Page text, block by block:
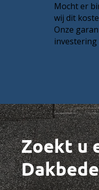
Mocht er
wij dit
Onze
investering
Zoekt u